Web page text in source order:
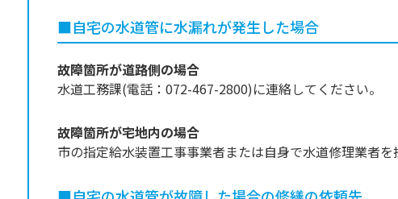
■自宅の水道管に水漏れが発生した場合
故障箇所が道路側の場合
水道工務課(電話：072-467-2800)に連絡してください。
故障箇所が宅地内の場合
市の指定給水装置工事事業者または自身で水道修理業者